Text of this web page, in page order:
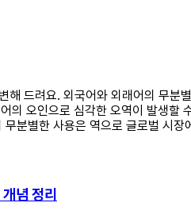
해 드려요. 외국어와 외래어의 무
의 오인으로 심각한 오역이 발생할
분별한 사용은 역으로 글로벌 시
념 정리